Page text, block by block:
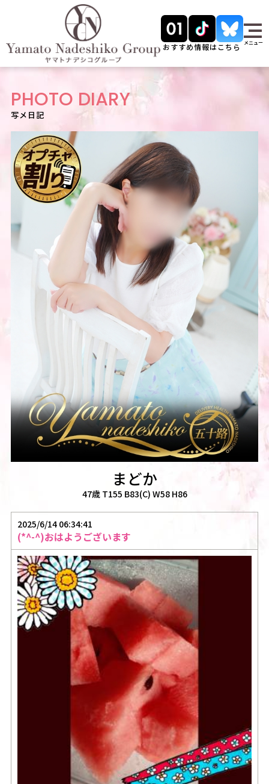
おすすめ情報はこちら メニュー
PHOTO DIARY
写メ日記
まどか
47歳 T155 B83(C) W58 H86
2025/6/14 06:34:41
(*^-^)おはようございます